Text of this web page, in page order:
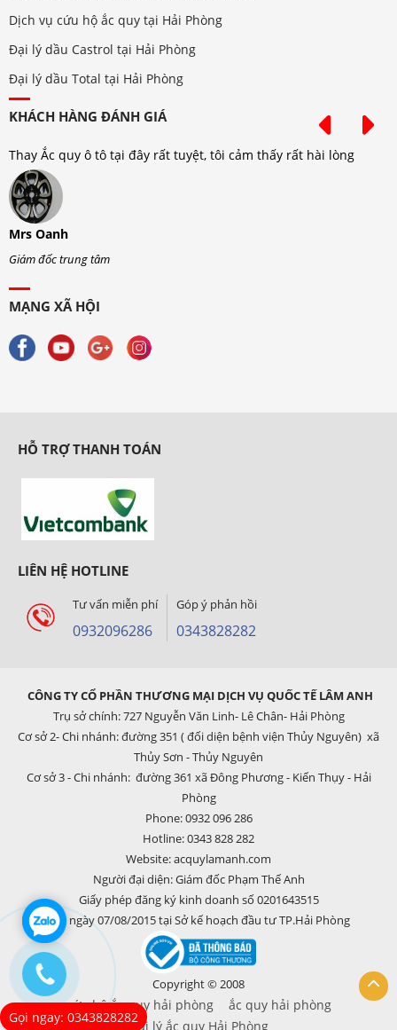
Dịch vụ cứu hộ ắc quy tại Hải Phòng
Đại lý dầu Castrol tại Hải Phòng
Đại lý dầu Total tại Hải Phòng
KHÁCH HÀNG ĐÁNH GIÁ
Thay Ắc quy ô tô tại đây rất tuyệt, tôi cảm thấy rất hài lòng
Mrs Oanh
Giám đốc trung tâm
MẠNG XÃ HỘI
HỖ TRỢ THANH TOÁN
LIÊN HỆ HOTLINE
Tư vấn miễn phí
0932096286
Góp ý phản hồi
0343828282
CÔNG TY CỔ PHẦN THƯƠNG MẠI DỊCH VỤ QUỐC TẾ LÂM ANH
Trụ sở chính: 727 Nguyễn Văn Linh- Lê Chân- Hải Phòng
Cơ sở 2- Chi nhánh: đường 351 ( đối diện bệnh viện Thủy Nguyên) xã
Thủy Sơn - Thủy Nguyên
Cơ sở 3 - Chi nhánh: đường 361 xã Đông Phương - Kiến Thụy - Hải
Phòng
Phone: 0932 096 286
Hotline: 0343 828 282
Website: acquylamanh.com
Người đại diện: Giám đốc Phạm Thế Anh
Giấy phép đăng ký kinh doanh số 0201643515
cấp ngày 07/08/2015 tại Sở kế hoạch đầu tư TP.Hải Phòng
Copyright © 2008
cứu hộ ắc quy hải phòng
ắc quy hải phòng
Đại lý ắc quy Hải Phòng
Gọi ngay: 0343828282